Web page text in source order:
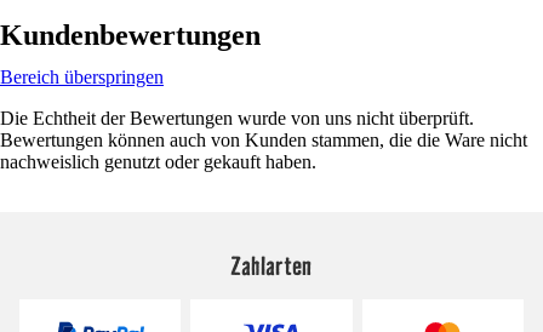
Kundenbewertungen
Bereich überspringen
Die Echtheit der Bewertungen wurde von uns nicht überprüft.
Bewertungen können auch von Kunden stammen, die die Ware nicht
nachweislich genutzt oder gekauft haben.
Zahlarten